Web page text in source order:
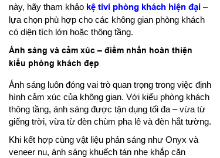
này, hãy tham khảo kệ tivi phòng khách hiện đại –
lựa chọn phù hợp cho các không gian phòng khách
có diện tích lớn hoặc thông tầng.
Ánh sáng và cảm xúc – điểm nhấn hoàn thiện
kiểu phòng khách đẹp
Ánh sáng luôn đóng vai trò quan trọng trong việc định
hình cảm xúc của không gian. Với kiểu phòng khách
thông tầng, ánh sáng được tận dụng tối đa – vừa từ
giếng trời, vừa từ đèn chùm pha lê và đèn hắt tường.
Khi kết hợp cùng vật liệu phản sáng như Onyx và
veneer nu, ánh sáng khuếch tán nhẹ khắp căn